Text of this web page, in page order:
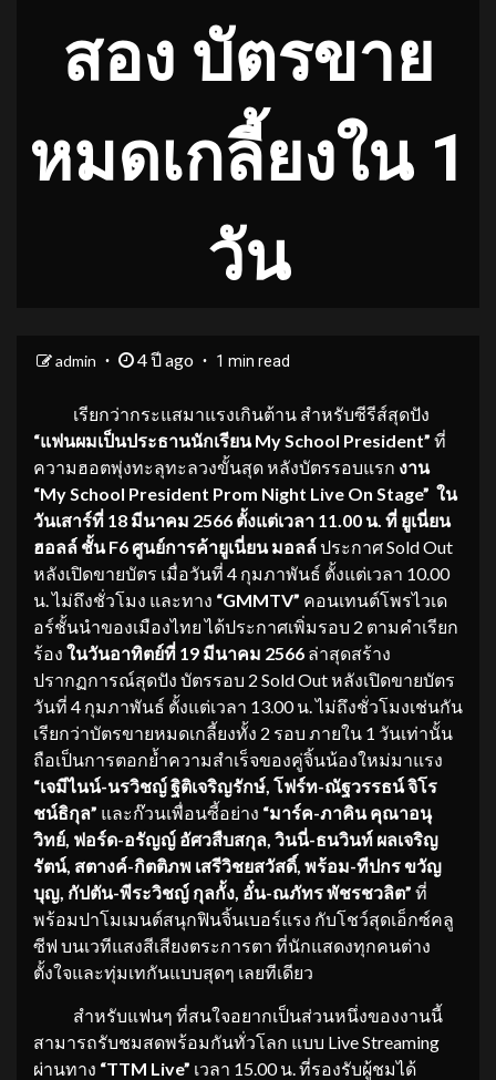
สอง บัตรขาย
หมดเกลี้ยงใน 1
วัน
admin 4 ปี ago 1 min read
เรียกว่ากระแสมาแรงเกินต้าน สำหรับซีรีส์สุดปัง
“แฟนผมเป็นประธานนักเรียนMy School President” ที่
ความฮอตพุ่งทะลุทะลวงขั้นสุด หลังบัตรรอบแรก งาน
“My School President Prom Night Live On Stage” ใน
วันเสาร์ที่ 1 8 มีนาคม 2566 ตั้งแต่เวลา 11.00 น. ที่ ยูเนี่ยน
ฮอลล์ ชั้น F6 ศูนย์การค้ายูเนี่ยน มอลล์ประกาศ Sold Out
หลังเปิดขายบัตร เมื่อวันที่ 4 กุมภาพันธ์ ตั้งแต่เวลา 10.00
น. ไม่ถึงชั่วโมง และทาง “GMMTV” คอนเทนต์โพรไวเด
อร์ชั้นนำของเมืองไทย ได้ประกาศเพิ่มรอบ 2 ตามคำเรียก
ร้อง ในวันอาทิตย์ที่ 19 มีนาคม 2566 ล่าสุดสร้าง
ปรากฏการณ์สุดปัง บัตรรอบ 2 Sold Out หลังเปิดขายบัตร
วันที่ 4 กุมภาพันธ์ ตั้งแต่เวลา 13.00 น. ไม่ถึงชั่วโมงเช่นกัน
เรียกว่าบัตรขายหมดเกลี้ยงทั้ง 2 รอบ ภายใน 1 วันเท่านั้น
ถือเป็นการตอกย้ำความสำเร็จของคู่จิ้นน้องใหม่มาแรง
“เจมีไนน์-นรวิชญ์ ฐิติเจริญรักษ์ , โฟร์ท-ณัฐวรรธน์ จิโร
ชน์ธิกุล” และก๊วนเพื่อนซี้อย่าง “มาร์ค-ภาคิน คุณาอนุ
วิทย์ , ฟอร์ด-อรัญญ์ อัศวสืบสกุล, วินนี่-ธนวินท์ ผลเจริญ
รัตน์, สตางค์-กิตติภพ เสรีวิชยสวัสดิ์, พร้อม-ทีปกร ขวัญ
บุญ, กัปตัน-พีระวิชญ์ กุลกั้ง, อั๋น-ณภัทร พัชรชวลิต” ที่
พร้อมปาโมเมนต์สนุกฟินจิ้นเบอร์แรง กับโชว์สุดเอ็กซ์คลู
ซีฟ บนเวทีแสงสีเสียงตระการตา ที่นักแสดงทุกคนต่าง
ตั้งใจและทุ่มเทกันแบบสุดๆ เลยทีเดียว
สำหรับแฟนๆ ที่สนใจอยากเป็นส่วนหนึ่งของงานนี้
สามารถรับชมสดพร้อมกันทั่วโลก แบบ Live Streaming
ผ่านทาง “TTM Live” เวลา 15.00 น. ที่รองรับผู้ชมได้